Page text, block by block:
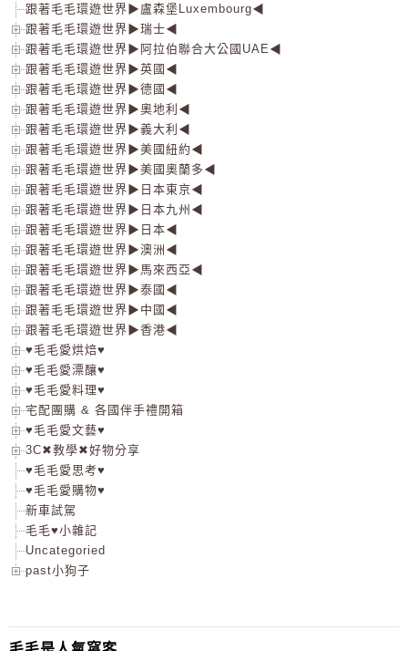
跟著毛毛環遊世界▶盧森堡Luxembourg◀
跟著毛毛環遊世界▶瑞士◀
跟著毛毛環遊世界▶阿拉伯聯合大公國UAE◀
跟著毛毛環遊世界▶英國◀
跟著毛毛環遊世界▶德國◀
跟著毛毛環遊世界▶奧地利◀
跟著毛毛環遊世界▶義大利◀
跟著毛毛環遊世界▶美國紐約◀
跟著毛毛環遊世界▶美國奧蘭多◀
跟著毛毛環遊世界▶日本東京◀
跟著毛毛環遊世界▶日本九州◀
跟著毛毛環遊世界▶日本◀
跟著毛毛環遊世界▶澳洲◀
跟著毛毛環遊世界▶馬來西亞◀
跟著毛毛環遊世界▶泰國◀
跟著毛毛環遊世界▶中國◀
跟著毛毛環遊世界▶香港◀
♥毛毛愛烘焙♥
♥毛毛愛漂釀♥
♥毛毛愛料理♥
宅配團購 & 各國伴手禮開箱
♥毛毛愛文藝♥
3C✖教學✖好物分享
♥毛毛愛思考♥
♥毛毛愛購物♥
新車試駕
毛毛♥小雜記
Uncategoried
past小狗子